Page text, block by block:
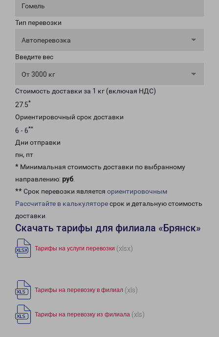
Гомель
Тип перевозки
Автоперевозка
Введите вес
От 3000 кг
Стоимость доставки за 1 кг (включая НДС)
27.5*
Ориентировочный срок доставки
6 - 6**
Дни отправки
пн, пт
* Минимальная стоимость доставки по выбранному
направлению: руб.
** Срок перевозки является ориентировочным
Рассчитайте в калькуляторесрок и детальную стоимость
доставки.
Скачать тарифы для филиала «Брянск»
Тарифы на услуги перевозки (xlsx)
Тарифы на перевозку в филиал (xls)
Тарифы на перевозку из филиала (xls)